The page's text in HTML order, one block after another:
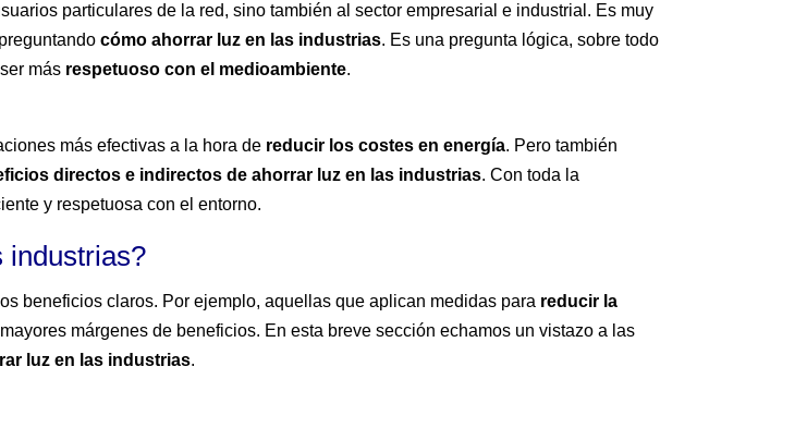
particulares de la red, sino también al sector empresarial e industrial. Es muy
cómo ahorrar luz en las industrias. Es una pregunta lógica, sobre todo
más respetuoso con el medioambiente.
más efectivas a la hora de reducir los costes en energía. Pero también
directos e indirectos de ahorrar luz en las industrias. Con toda la
y respetuosa con el entorno.
industrias?
beneficios claros. Por ejemplo, aquellas que aplican medidas para reducir la
márgenes de beneficios. En esta breve sección echamos un vistazo a las
luz en las industrias.